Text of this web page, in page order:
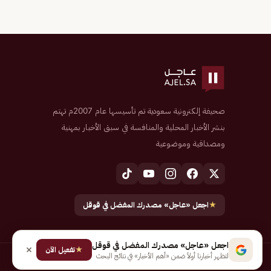
صحيفة إلكترونية سعودية تم تأسيسها عام 2007م تهتم
بنشر الأخبار المحلية والمنافسة في سبق الأخبار بمهنية
ومصداقية وموضوعية
★اجعل «عاجل» مصدرك المفضل في قوقل
جميع الحقوق محفوظة لـ شركة إيجاز للنشر الإلكتروني المالكة لصحيفة عاجل
اجعل «عاجل» مصدرك المفضل في قوقل
لتظهر أخبارنا أولاً ضمن «أهم الأخبار» في نتائج البحث
★تفعيل الآن